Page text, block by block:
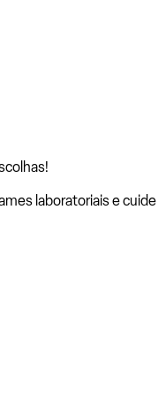
laboratoriais e cuide